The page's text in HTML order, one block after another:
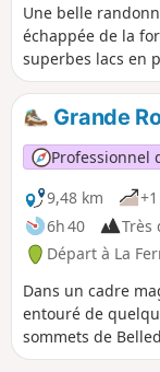
Une belle
échappée de la
superbes lacs en
assez minéral.
signale un
la vieille entre 4
suivre cet
GR®738 entre 3
dans les
informations
arrêté.
Grande
Professionnel
9,48 km
6h 40
Très
Départ à La
Dans un cadre
entouré de
sommets de
randonnée de